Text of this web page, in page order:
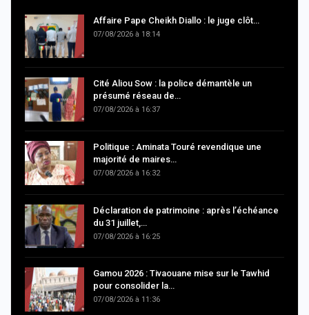
Affaire Pape Cheikh Diallo : le juge clôt…
07/08/2026 à 18:14
Cité Aliou Sow : la police démantèle un
présumé réseau de…
07/08/2026 à 16:37
Politique : Aminata Touré revendique une
majorité de maires…
07/08/2026 à 16:32
Déclaration de patrimoine : après l’échéance
du 31 juillet,…
07/08/2026 à 16:25
Gamou 2026 : Tivaouane mise sur le Tawhid
pour consolider la…
07/08/2026 à 11:36